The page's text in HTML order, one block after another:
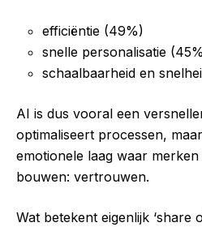
efficiëntie (49%)
snelle personalisatie
schaalbaarheid en
AI is dus vooral een
optimaliseert processen,
emotionele laag waar
bouwen: vertrouwen.
Wat betekent eigenlijk ‘share